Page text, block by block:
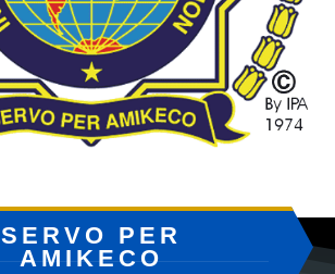
SERVO PER
AMIKECO